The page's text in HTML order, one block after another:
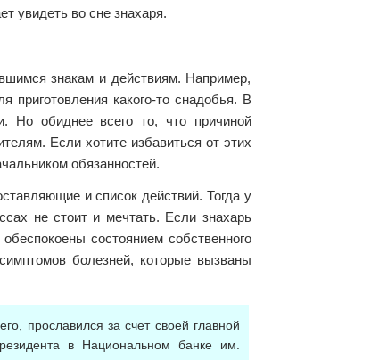
увидеть во сне знахаря.
знакам и действиям. Например,
приготовления какого-то снадобья. В
Но обиднее всего то, что причиной
Если хотите избавиться от этих
обязанностей.
и список действий. Тогда у
не стоит и мечтать. Если знахарь
состоянием собственного
болезней, которые вызваны
прославился за счет своей главной
в Национальном банке им.